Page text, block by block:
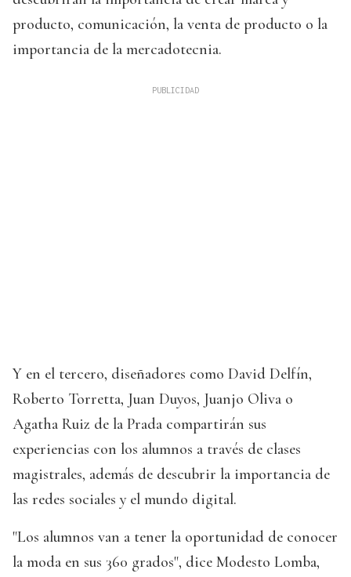
producto, comunicación, la venta de producto o la
importancia de la mercadotecnia.
Y en el tercero, diseñadores como David Delfín,
Roberto Torretta, Juan Duyos, Juanjo Oliva o
Agatha Ruiz de la Prada compartirán sus
experiencias con los alumnos a través de clases
magistrales, además de descubrir la importancia de
las redes sociales y el mundo digital.
"Los alumnos van a tener la oportunidad de conocer
la moda en sus 360 grados", dice Modesto Lomba,